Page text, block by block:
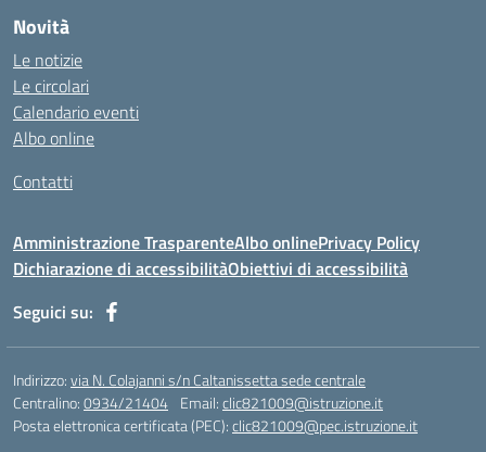
https://ammax.com.br/contato/
https://jsph.loupiasconference.org/
https://barconsultant.fr/
https://honda-permata.id
https://consumidor.educandoalcampo.org/
https://supremesolar.id/about-us/
https://irgap.unistra.fr/
https://jebma.loupiasconference.org
https://promo.rockbowl.com.br/
https://coronginformasi.com/
https://bellatorequestrian.co.id/
https://trafficbuilder.biz/
https://training.messring.de/
https://run.brainybunch.com/
Novità
Le notizie
Le circolari
Calendario eventi
Albo online
Contatti
Amministrazione TrasparenteAlbo onlinePrivacy Policy
Dichiarazione di accessibilitàObiettivi di accessibilità
Seguici su:
Indirizzo:via N. Colajanni s/n Caltanissetta sede centrale
Centralino:0934/21404 Email:clic821009@istruzione.it
Posta elettronica certificata (PEC):clic821009@pec.istruzione.it